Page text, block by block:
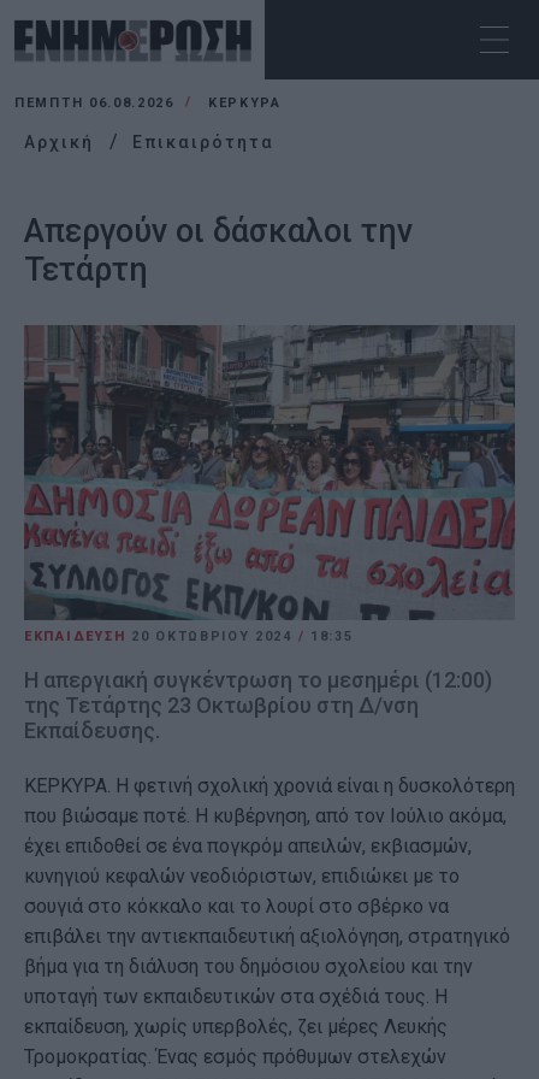
ΠΈΜΠΤΗ 06.08.2026 ΚΕΡΚΥΡΑ
Αρχική Επικαιρότητα
Απεργούν οι δάσκαλοι την
Τετάρτη
ΕΚΠΑΙΔΕΥΣΗ 20 ΟΚΤΩΒΡΊΟΥ 2024 / 18:35
Η απεργιακή συγκέντρωση το μεσημέρι (12:00)
της Τετάρτης 23 Οκτωβρίου στη Δ/νση
Εκπαίδευσης.
ΚΕΡΚΥΡΑ. Η φετινή σχολική χρονιά είναι η δυσκολότερη
που βιώσαμε ποτέ. Η κυβέρνηση, από τον Ιούλιο ακόμα,
έχει επιδοθεί σε ένα πογκρόμ απειλών, εκβιασμών,
κυνηγιού κεφαλών νεοδιόριστων, επιδιώκει με το
σουγιά στο κόκκαλο και το λουρί στο σβέρκο να
επιβάλει την αντιεκπαιδευτική αξιολόγηση, στρατηγικό
βήμα για τη διάλυση του δημόσιου σχολείου και την
υποταγή των εκπαιδευτικών στα σχέδιά τους. Η
εκπαίδευση, χωρίς υπερβολές, ζει μέρες Λευκής
Τρομοκρατίας. Ένας εσμός πρόθυμων στελεχών